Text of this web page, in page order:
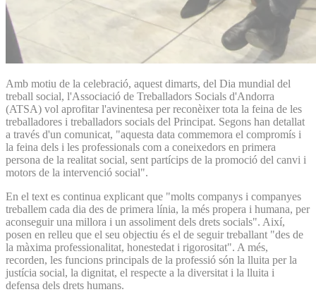
Amb motiu de la celebració, aquest dimarts, del Dia mundial del
treball social, l'Associació de Treballadors Socials d'Andorra
(ATSA) vol aprofitar l'avinentesa per reconèixer tota la feina de les
treballadores i treballadors socials del Principat. Segons han detallat
a través d'un comunicat, "aquesta data commemora el compromís i
la feina dels i les professionals com a coneixedors en primera
persona de la realitat social, sent partícips de la promoció del canvi i
motors de la intervenció social".
En el text es continua explicant que "molts companys i companyes
treballem cada dia des de primera línia, la més propera i humana, per
aconseguir una millora i un assoliment dels drets socials". Així,
posen en relleu que el seu objectiu és el de seguir treballant "des de
la màxima professionalitat, honestedat i rigorositat". A més,
recorden, les funcions principals de la professió són la lluita per la
justícia social, la dignitat, el respecte a la diversitat i la lluita i
defensa dels drets humans.